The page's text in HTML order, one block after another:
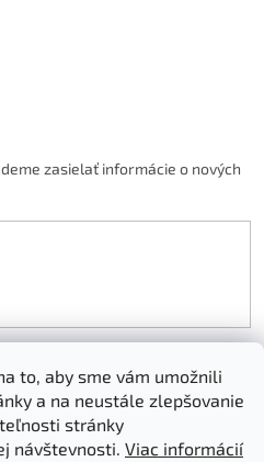
to, aby sme vám umožnili
a na neustále zlepšovanie
stránky
návštevnosti. Viac informácií
zasielať informácie o nových